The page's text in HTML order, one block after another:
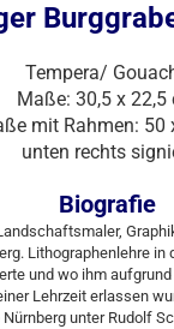
Tempera/
Maße: 30,5 x 22,5
mit Rahmen: 50
unten rechts
Biografie
Lithographenlehre
und wo ihm
Lehrzeit erlassen
unter Rudolf